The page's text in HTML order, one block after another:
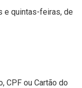
e quintas-feiras, de
CPF ou Cartão do